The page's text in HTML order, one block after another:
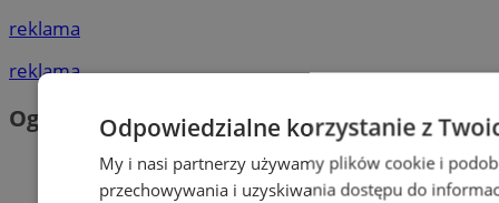
reklama
reklama
OgłoszeniaOdpowiedzialne korzystanie z
My i nasi partnerzy używamy plików cookie i
przechowywania i uzyskiwania dostępu do